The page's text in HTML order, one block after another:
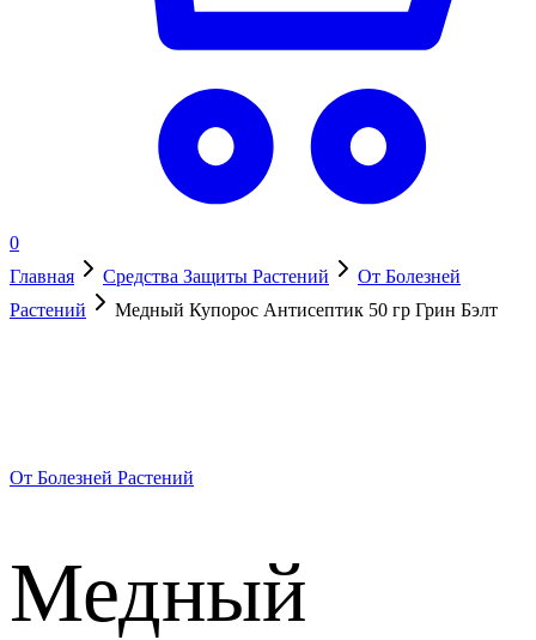
0
Главная
Средства Защиты Растений
От Болезней
Растений
Медный Купорос Антисептик 50 гр Грин Бэлт
От Болезней Растений
Медный